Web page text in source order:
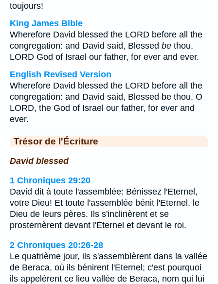
toujours!
King James Bible
Wherefore David blessed the LORD before all the
congregation: and David said, Blessed be thou,
LORD God of Israel our father, for ever and ever.
English Revised Version
Wherefore David blessed the LORD before all the
congregation: and David said, Blessed be thou, O
LORD, the God of Israel our father, for ever and
ever.
Trésor de l'Écriture
David blessed
1 Chroniques 29:20
David dit à toute l'assemblée: Bénissez l'Eternel,
votre Dieu! Et toute l'assemblée bénit l'Eternel, le
Dieu de leurs pères. Ils s'inclinèrent et se
prosternèrent devant l'Eternel et devant le roi.
2 Chroniques 20:26-28
Le quatrième jour, ils s'assemblèrent dans la vallée
de Beraca, où ils bénirent l'Eternel; c'est pourquoi
ils appelèrent ce lieu vallée de Beraca, nom qui lui